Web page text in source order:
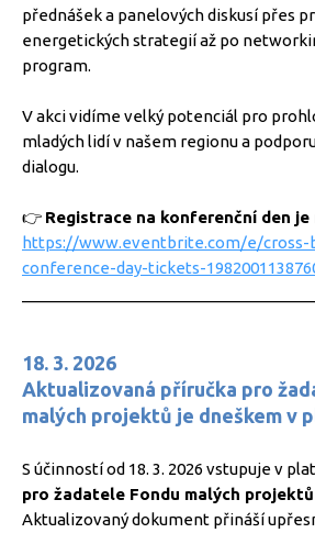
přednášek a panelových diskusí přes
energetických strategií až po
program.
V akci vidíme velký potenciál pro
mladých lidí v našem regionu a
dialogu.
👉 Registrace na konferenční den je
https://www.eventbrite.com/e/cross-
conference-day-tickets-
18. 3. 2026
Aktualizovaná příručka pro
malých projektů je dneškem v
S účinností od 18. 3. 2026 vstupuje v
pro žadatele Fondu malých projektů
Aktualizovaný dokument přináší